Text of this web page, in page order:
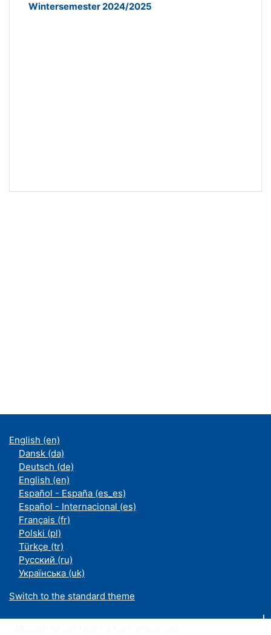
Wintersemester 2024/2025
English ‎(en)‎
Dansk ‎(da)‎
Deutsch ‎(de)‎
English ‎(en)‎
Español - España ‎(es_es)‎
Español - Internacional ‎(es)‎
Français ‎(fr)‎
Polski ‎(pl)‎
Türkçe ‎(tr)‎
Русский ‎(ru)‎
Українська ‎(uk)‎
Switch to the standard theme